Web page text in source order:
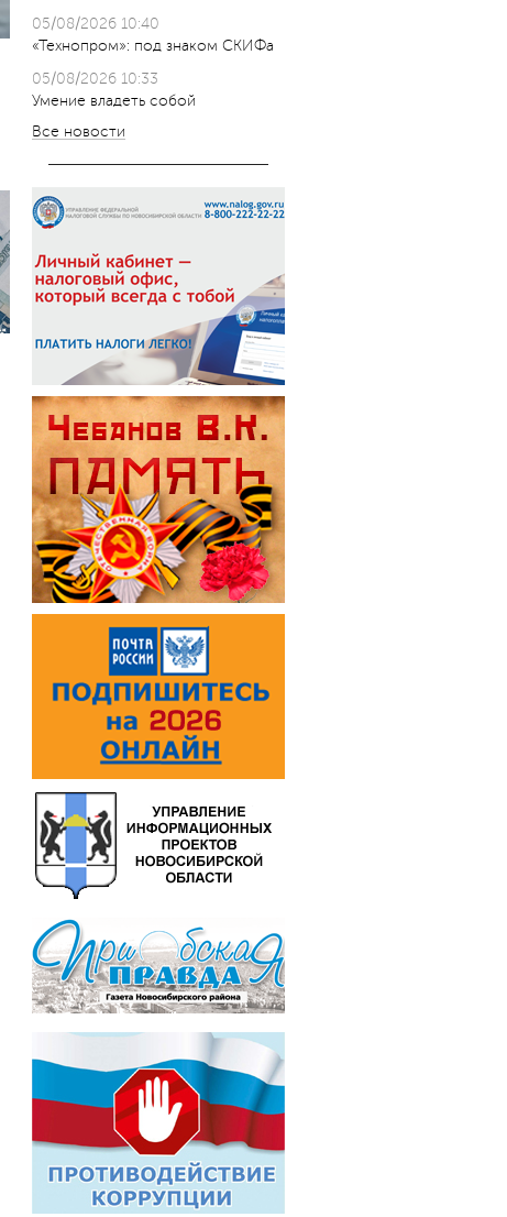
05/08/2026 10:40
«Технопром»: под знаком СКИФа
05/08/2026 10:33
Умение владеть собой
Все новости